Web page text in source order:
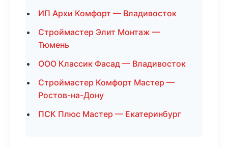
ИП Архи Комфорт — Владивосток
Строймастер Элит Монтаж —
Тюмень
ООО Классик Фасад — Владивосток
Строймастер Комфорт Мастер —
Ростов-на-Дону
ПСК Плюс Мастер — Екатеринбург